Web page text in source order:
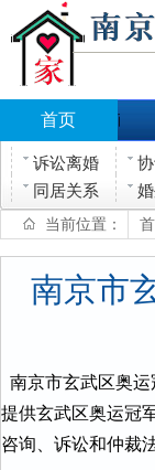
首页
诉讼离婚
同居关系
当前位置：
南京市
南京市玄武区奥
提供玄武区奥运冠
咨询、诉讼和仲裁